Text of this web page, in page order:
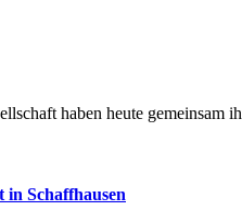
haben heute
in Schaffhausen